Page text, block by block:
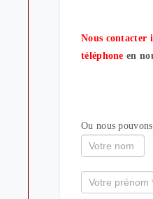
Nous contacter
téléphone en
Ou nous
If
you
are
human,
leave